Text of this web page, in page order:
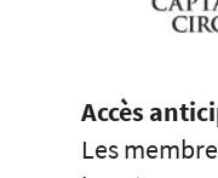
Accès
Les